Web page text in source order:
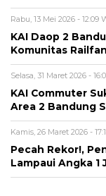
Rabu, 13 Mei 2026 - 12:09
KAI Daop 2
Komunitas
Selasa, 31 Maret 2026 -
KAI Commuter
Area 2 Bandung
Kamis, 26 Maret 2026 -
Pecah Rekor!,
Lampaui Angka 1